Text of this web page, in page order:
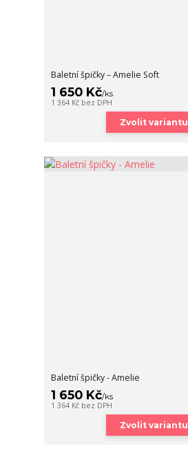
Baletní špičky – Amelie Soft
1 650 Kč/ks
1 364 Kč bez DPH
Zvolit variantu
Baletní špičky - Amelie
1 650 Kč/ks
1 364 Kč bez DPH
Zvolit variantu